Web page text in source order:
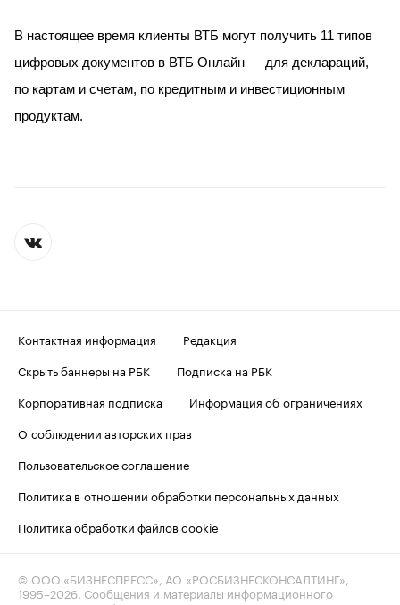
В настоящее время клиенты ВТБ могут получить 11 типов
цифровых документов в ВТБ Онлайн — для деклараций,
по картам и счетам, по кредитным и инвестиционным
продуктам.
Контактная информация
Редакция
Скрыть баннеры на РБК
Подписка на РБК
Корпоративная подписка
Информация об ограничениях
О соблюдении авторских прав
Пользовательское соглашение
Политика в отношении обработки персональных данных
Политика обработки файлов cookie
© ООО «БИЗНЕСПРЕСС», АО «РОСБИЗНЕСКОНСАЛТИНГ»,
1995–2026. Сообщения и материалы информационного